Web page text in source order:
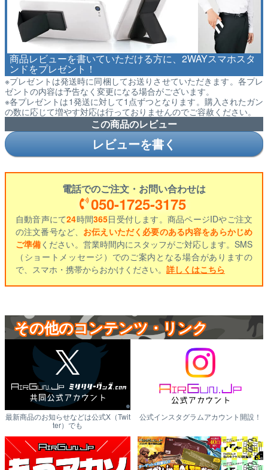
商品レビューを書いていただける方に、2WAYスマホスタ
ンドをプレゼント！
※プレゼントは発送時に同梱してお送りさせていただきます。各プレ
ゼントの内容は予告なく変更になる場合がございます。
※各プレゼントは1発送に対して1点ずつとなります。購入されたガン
の数に応じて増やす対応は行っておりませんのでご容赦ください。
この商品のレビュー
レビューを書く
電話でのご注文・お問い合わせは
050-1725-3175
自動音声にて24時間365日受付します。商品ページIDやご注文
の注文番号など、 お伝えいただく必要のある内容をあらかじめ
ご準備ください。営業時間内にスタッフがご対応します。SMS
（ショートメッセージ）でのご案内となる場合がありますの
で、スマホ・携帯からおかけください。 詳しくはこちら
その他のコンテンツ・リンク
最新商品のお知らせなどは公式X（Twit
ter）でも
公式インスタグラムアカウント開設！